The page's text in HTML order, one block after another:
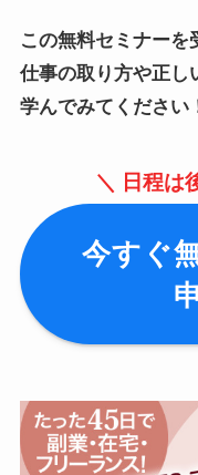
この無料セミナーを
仕事の取り方や正し
学んでみてください
＼ 日程は
今すぐ